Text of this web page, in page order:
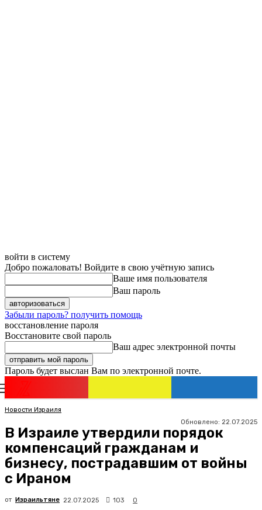
войти в систему
Добро пожаловать! Войдите в свою учётную запись
Ваше имя пользователя
Ваш пароль
Забыли пароль? получить помощь
восстановление пароля
Восстановите свой пароль
Ваш адрес электронной почты
Пароль будет выслан Вам по электронной почте.
Новости Израиля
Обновлено: 22.07.2025
В Израиле утвердили порядок
компенсаций гражданам и
бизнесу, пострадавшим от войны
с Ираном
от Израильтяне 22.07.2025 103 0